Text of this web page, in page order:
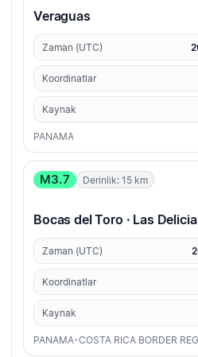
Veraguas
Zaman (UTC)
Koordinatlar
Kaynak
PANAMA
M3.7 Derinlik: 15 km
Bocas del Toro · Las
Zaman (UTC)
Koordinatlar
Kaynak
PANAMA-COSTA RICA BORDER